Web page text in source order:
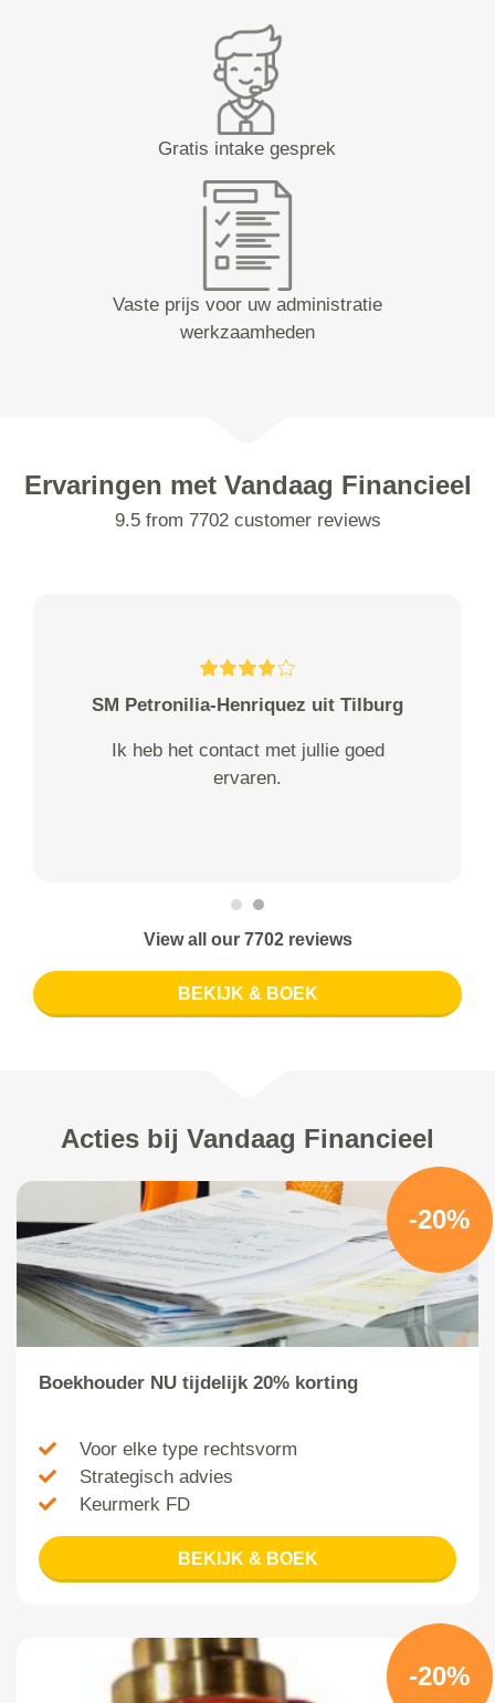
Gratis intake gesprek
Vaste prijs voor uw administratie
werkzaamheden
Ervaringen met Vandaag Financieel
9.5 from 7702 customer reviews
SM Petronilia-Henriquez uit Tilburg
Ik heb het contact met jullie goed
ervaren.
View all our 7702 reviews
BEKIJK & BOEK
Acties bij Vandaag Financieel
-20%
Boekhouder NU tijdelijk 20% korting
Voor elke type rechtsvorm
Strategisch advies
Keurmerk FD
BEKIJK & BOEK
-20%